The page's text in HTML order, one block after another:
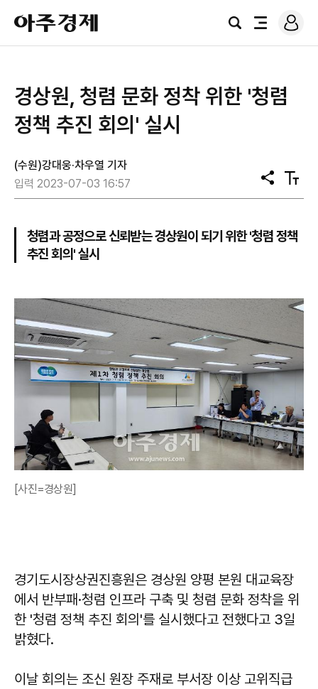
아
주
경
검
전
로
그
경상원, 청렴 문화 정착 위한 '청렴
정책 추진 회의' 실시
(수원)강대웅·차우열 기자
입력 2023-07-03 16:57
공
유
텍
스
기
청렴과 공정으로 신뢰받는 경상원이 되기 위한 '청렴 정책
추진 회의' 실시
[사진=경상원]
경기도시장상권진흥원은 경상원 양평 본원 대교육장
에서 반부패·청렴 인프라 구축 및 청렴 문화 정착을 위
한 '청렴 정책 추진 회의'를 실시했다고 전했다고 3일
밝혔다.
이날 회의는 조신 원장 주재로 부서장 이상 고위직급